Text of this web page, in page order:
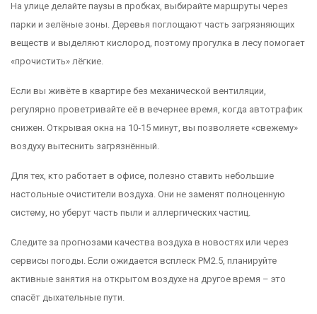
На улице делайте паузы в пробках, выбирайте маршруты через
парки и зелёные зоны. Деревья поглощают часть загрязняющих
веществ и выделяют кислород, поэтому прогулка в лесу помогает
«прочистить» лёгкие.
Если вы живёте в квартире без механической вентиляции,
регулярно проветривайте её в вечернее время, когда автотрафик
снижен. Открывая окна на 10‑15 минут, вы позволяете «свежему»
воздуху вытеснить загрязнённый.
Для тех, кто работает в офисе, полезно ставить небольшие
настольные очистители воздуха. Они не заменят полноценную
систему, но уберут часть пыли и аллергических частиц.
Следите за прогнозами качества воздуха в новостях или через
сервисы погоды. Если ожидается всплеск PM2.5, планируйте
активные занятия на открытом воздухе на другое время – это
спасёт дыхательные пути.